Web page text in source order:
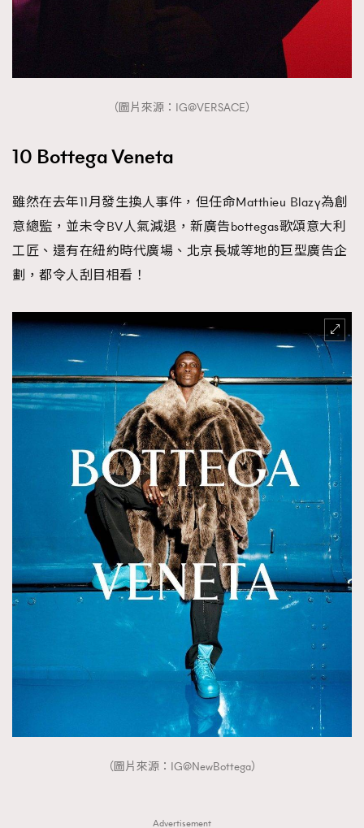
（圖片來源：IG@VERSACE）
10 Bottega Veneta
雖然在去年11月發生換人事件，但任命Matthieu Blazy為創
意總監，並未令BV人氣減退，新廣告bottegas歌頌意大利
工匠、還有在紐約時代廣場、北京長城等地的巨型廣告企
劃，都令人刮目相看！
（圖片來源：IG@NewBottega）
Advertisement